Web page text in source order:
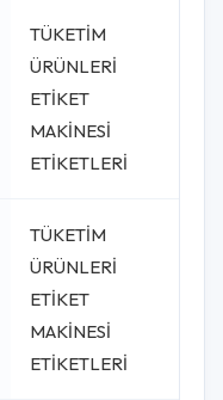
TÜKETİM
ÜRÜNLERİ
ETİKET
MAKİNESİ
ETİKETLERİ
TÜKETİM
ÜRÜNLERİ
ETİKET
MAKİNESİ
ETİKETLERİ